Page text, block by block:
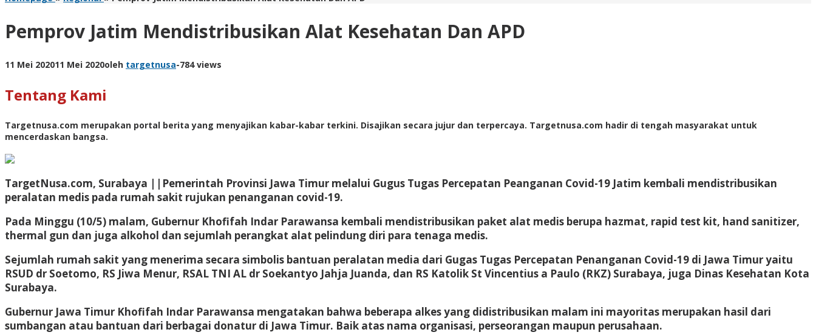
Pemprov Jatim Mendistribusikan Alat Kesehatan Dan APD
11 Mei 202011 Mei 2020oleh targetnusa-784 views
Tentang Kami
Targetnusa.com merupakan portal berita yang menyajikan kabar-kabar terkini. Disajikan secara jujur dan terpercaya. Targetnusa.com hadir di tengah masyarakat untuk
mencerdaskan bangsa.
TargetNusa.com, Surabaya ||Pemerintah Provinsi Jawa Timur melalui Gugus Tugas Percepatan Peanganan Covid-19 Jatim kembali mendistribusikan
peralatan medis pada rumah sakit rujukan penanganan covid-19.
Pada Minggu (10/5) malam, Gubernur Khofifah Indar Parawansa kembali mendistribusikan paket alat medis berupa hazmat, rapid test kit, hand sanitizer,
thermal gun dan juga alkohol dan sejumlah perangkat alat pelindung diri para tenaga medis.
Sejumlah rumah sakit yang menerima secara simbolis bantuan peralatan media dari Gugas Tugas Percepatan Penanganan Covid-19 di Jawa Timur yaitu
RSUD dr Soetomo, RS Jiwa Menur, RSAL TNI AL dr Soekantyo Jahja Juanda, dan RS Katolik St Vincentius a Paulo (RKZ) Surabaya, juga Dinas Kesehatan Kota
Surabaya.
Gubernur Jawa Timur Khofifah Indar Parawansa mengatakan bahwa beberapa alkes yang didistribusikan malam ini mayoritas merupakan hasil dari
sumbangan atau bantuan dari berbagai donatur di Jawa Timur. Baik atas nama organisasi, perseorangan maupun perusahaan.